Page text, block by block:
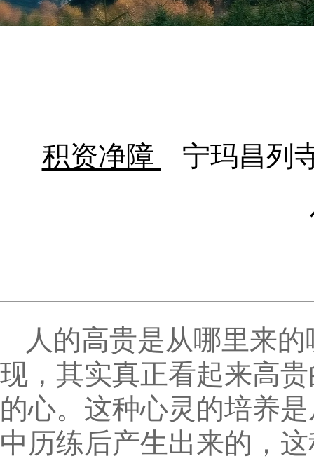
积资净障
宁玛昌列
人的高贵是从哪里来
现，其实真正看起来高
的心。这种心灵的培养
中历练后产生出来的，